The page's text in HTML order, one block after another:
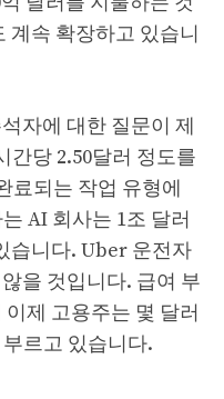
계속 확장하고 있습니
자에 대한 질문이 제
간당 2.50달러 정도를
료되는 작업 유형에
AI 회사는 1조 달러
습니다. Uber 운전자
을 것입니다. 급여 부
제 고용주는 몇 달러
르고 있습니다.